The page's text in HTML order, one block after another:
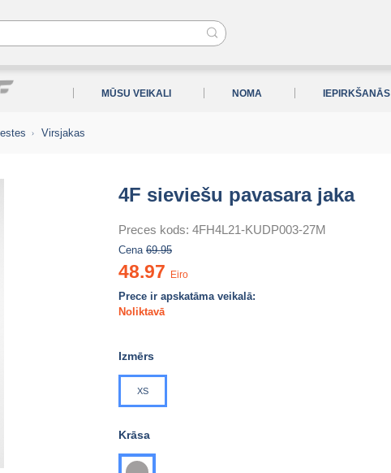
MŪSU VEIKALI NOMA IEPIRKŠANĀS
Virsjakas
4F sieviešu pavasara jaka
Preces kods: 4FH4L21-KUDP003-27M
Cena 69.95
48.97 Eiro
Prece ir apskatāma veikalā:
Noliktavā
Izmērs
XS
Krāsa
pelēka